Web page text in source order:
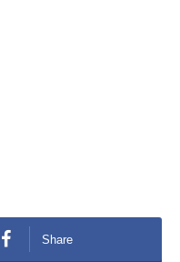
Share